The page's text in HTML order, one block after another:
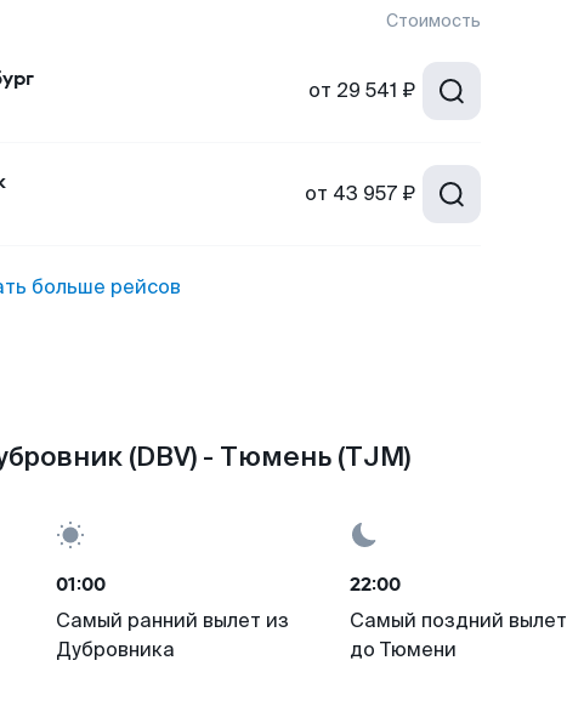
Стоимость
от 29 541 ₽
от 43 957 ₽
больше рейсов
(DBV) - Тюмень (TJM)
01:00
Самый ранний вылет из
Дубровника
22:00
Самый поздний вылет
до Тюмени